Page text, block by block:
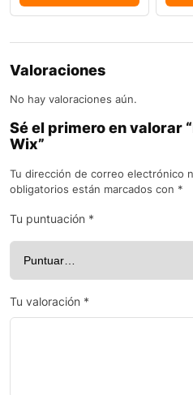
Valoraciones
No hay valoraciones aún.
Sé el primero en valorar
Wix”
Tu dirección de correo electrónico
obligatorios están marcados con *
Tu puntuación *
Tu valoración *